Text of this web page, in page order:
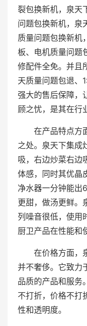
裂包换新机，泉天
问题包换新机，泉
质量问题包换新机
板、电机质量问题
修配件全免。并且
天质量问题包退、
强大的售后保障，
顾之忧，是其在行
在产品特点方
之处。泉天下集成
吸，右边炒菜右边
体感，同时其优晶
净水器一分钟能出
更甜，做汤更鲜。
列噪音很低，使用
厨卫产品在性能和
在价格方面，
并不奢侈。它致力
品质的产品和服务
不打折，价格不打
性和透明度。